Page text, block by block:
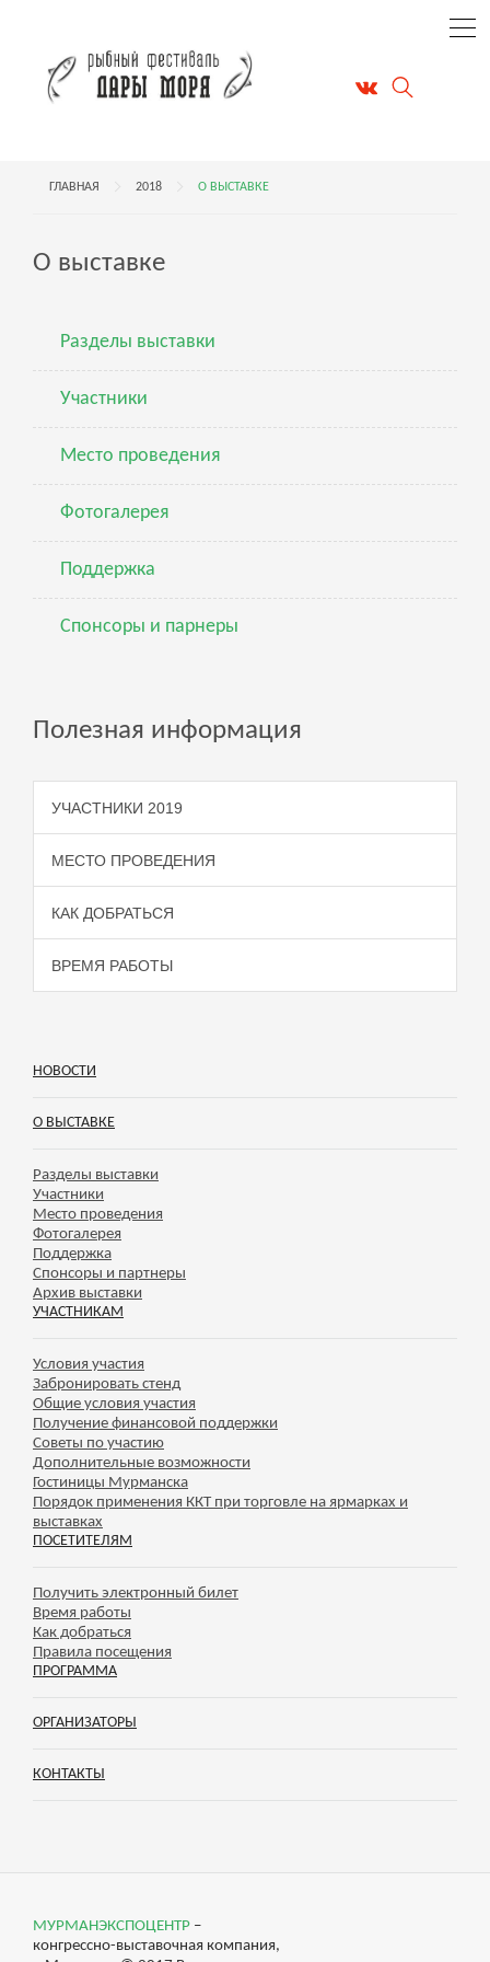
ГЛАВНАЯ 2018 О ВЫСТАВКЕ
О выставке
Разделы выставки
Участники
Место проведения
Фотогалерея
Поддержка
Спонсоры и парнеры
Полезная информация
УЧАСТНИКИ 2019
МЕСТО ПРОВЕДЕНИЯ
КАК ДОБРАТЬСЯ
ВРЕМЯ РАБОТЫ
НОВОСТИ
О ВЫСТАВКЕ
Разделы выставки
Участники
Место проведения
Фотогалерея
Поддержка
Спонсоры и партнеры
Архив выставки
УЧАСТНИКАМ
Условия участия
Забронировать стенд
Общие условия участия
Получение финансовой поддержки
Советы по участию
Дополнительные возможности
Гостиницы Мурманска
Порядок применения ККТ при торговле на ярмарках и
выставках
ПОСЕТИТЕЛЯМ
Получить электронный билет
Время работы
Как добраться
Правила посещения
ПРОГРАММА
ОРГАНИЗАТОРЫ
КОНТАКТЫ
МУРМАНЭКСПОЦЕНТР –
конгрессно-выставочная компания,